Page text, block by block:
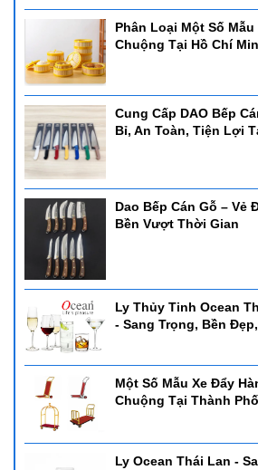
Phân Loại Một Số
Chuộng Tại Hồ Chí
Cung Cấp DAO Bếp
Bỉ, An Toàn, Tiện Lợi
Dao Bếp Cán Gỗ – Vẻ
Bền Vượt Thời Gian
Ly Thủy Tinh Ocean
- Sang Trọng, Bền
Một Số Mẫu Xe Đẩy
Chuộng Tại Thành
Ly Ocean Thái Lan -